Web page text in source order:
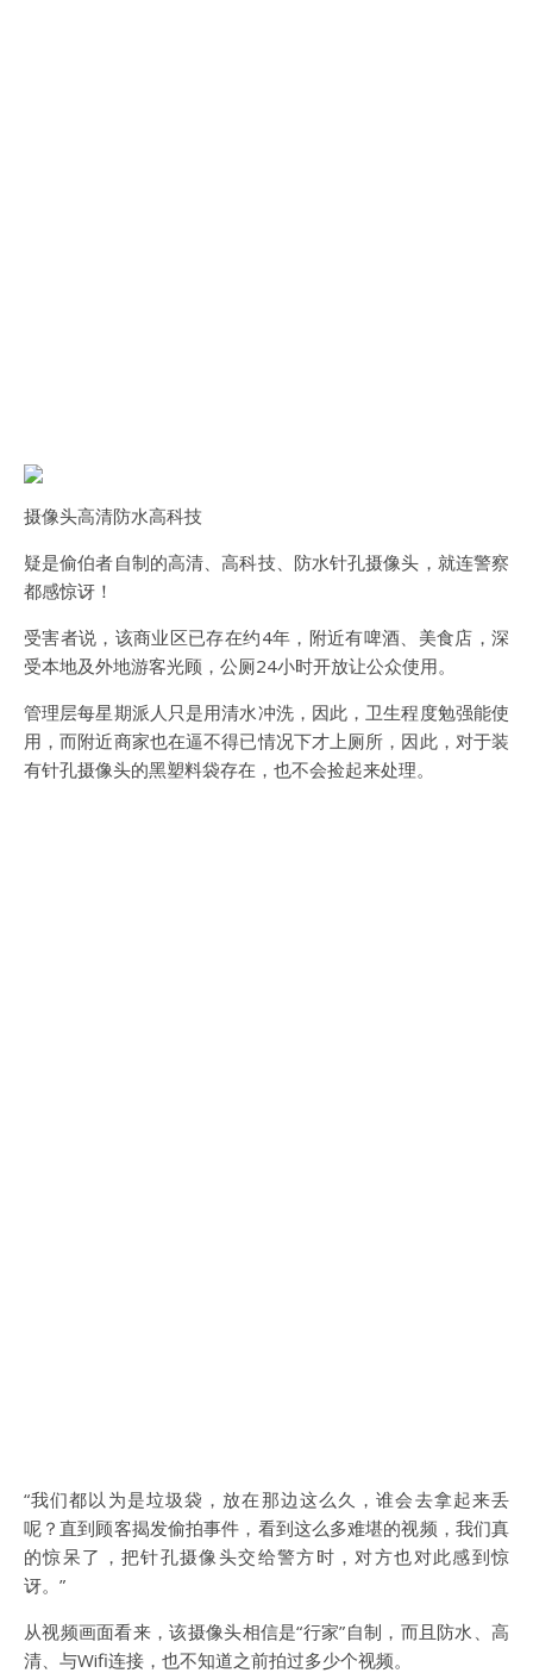
摄像头高清防水高科技
疑是偷伯者自制的高清、高科技、防水针孔摄像头，就连警察
都感惊讶！
受害者说，该商业区已存在约4年，附近有啤酒、美食店，深
受本地及外地游客光顾，公厕24小时开放让公众使用。
管理层每星期派人只是用清水冲洗，因此，卫生程度勉强能使
用，而附近商家也在逼不得已情况下才上厕所，因此，对于装
有针孔摄像头的黑塑料袋存在，也不会捡起来处理。
“我们都以为是垃圾袋，放在那边这么久，谁会去拿起来丢
呢？直到顾客揭发偷拍事件，看到这么多难堪的视频，我们真
的惊呆了，把针孔摄像头交给警方时，对方也对此感到惊
讶。”
从视频画面看来，该摄像头相信是“行家”自制，而且防水、高
清、与Wifi连接，也不知道之前拍过多少个视频。